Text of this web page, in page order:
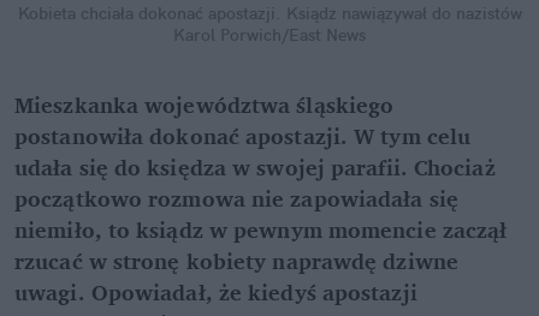
Kobieta chciała dokonać apostazji. Ksiądz nawiązywał do nazistów
Karol Porwich/East News
Mieszkanka województwa śląskiego
postanowiła dokonać apostazji. W tym celu
udała się do księdza w swojej parafii. Chociaż
początkowo rozmowa nie zapowiadała się
niemiło, to ksiądz w pewnym momencie zaczął
rzucać w stronę kobiety naprawdę dziwne
uwagi. Opowiadał, że kiedyś apostazji